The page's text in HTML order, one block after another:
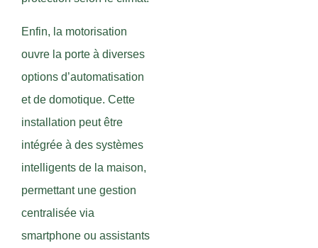
Enfin, la motorisation
ouvre la porte à diverses
options d’automatisation
et de domotique. Cette
installation peut être
intégrée à des systèmes
intelligents de la maison,
permettant une gestion
centralisée via
smartphone ou assistants